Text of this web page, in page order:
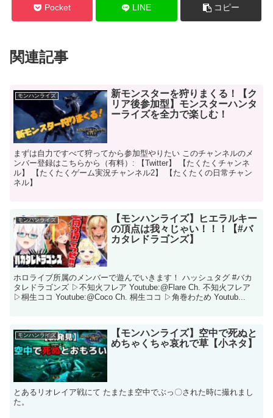
Pocket LINE コピー
関連記事
モンハンライズ
新モンスターを狩りまくる！【ク
リア後参加型】モンスターハンタ
ーライズを全力で楽しむ！
まずは自力ですべて狩ってから参加型やりたい このチャンネルのメ
ンバー登録はこちらから（有料）: 【Twitter】 【たくたくチャンネ
ル】 【たくたくゲーム実況チャンネル2】 【たくたくの日常チャン
ネル】
モンハンライズ
【モンハンライズ】ヒエラルキー
の頂点は我々じゃい！！！【#バ
カタレドラゴンズ】
ホロライブ所属のメンバーで遊んでいきます！ ハッシュタグ #バカ
タレドラゴンズ ▷不知火フレア Youtube:@Flare Ch. 不知火フレア
▷桐生ココ Youtube:@Coco Ch. 桐生ココ ▷角巻わため Youtub...
モンハンライズ
【モンハンライズ】空中で死ぬと
めちゃくちゃ哀れで草【小ネタ】
とあるリオレイア戦にて たまたま空中でぶっ〇された時に撮れまし
た。